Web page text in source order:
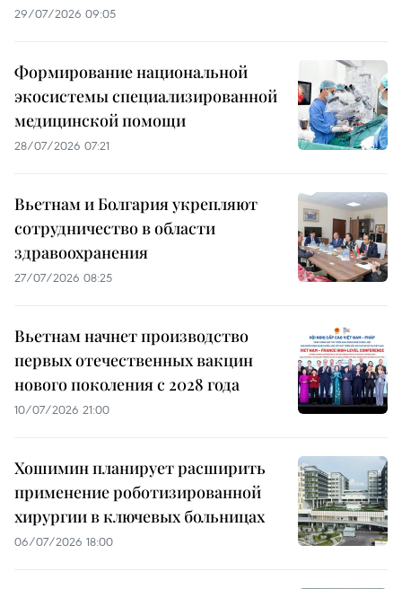
29/07/2026 09:05
Формирование национальной
экосистемы специализированной
медицинской помощи
28/07/2026 07:21
Вьетнам и Болгария укрепляют
сотрудничество в области
здравоохранения
27/07/2026 08:25
Вьетнам начнет производство
первых отечественных вакцин
нового поколения с 2028 года
10/07/2026 21:00
Хошимин планирует расширить
применение роботизированной
хирургии в ключевых больницах
06/07/2026 18:00